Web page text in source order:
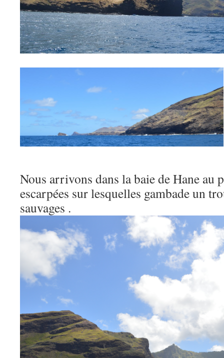
Nous arrivons dans la baie de Hane au
escarpées sur lesquelles gambade un
sauvages .